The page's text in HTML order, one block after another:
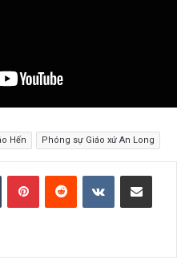
Hến Phóng sự Giáo xứ An Long